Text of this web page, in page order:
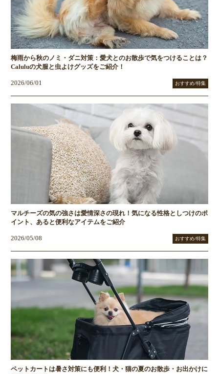
梅雨から秋のノミ・ダニ対策：愛犬とのお散歩で気をつけることは？
Caluluの犬服と虫よけグッズをご紹介！
2026/06/01 おすすめ/特集
マルチーズの気の強さは愛情深さの現れ！気になる性格としつけのポ
イント、あると便利なアイテムをご紹介
2026/05/08 おすすめ/特集
ペットカートは暑さ対策にも便利！犬・猫の夏のお散歩・お出かけに